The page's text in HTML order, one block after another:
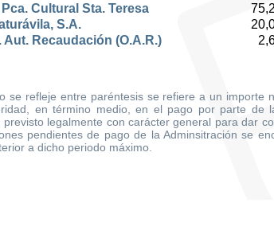
Pca. Cultural Sta. Teresa
S.A.
Aut. Recaudación (O.A.R.)
se refleje entre paréntesis se refiere a un importe
en término medio, en el pago por parte de
previsto legalmente con carácter general para dar
pendientes de pago de la Adminsitración se
a dicho periodo máximo.